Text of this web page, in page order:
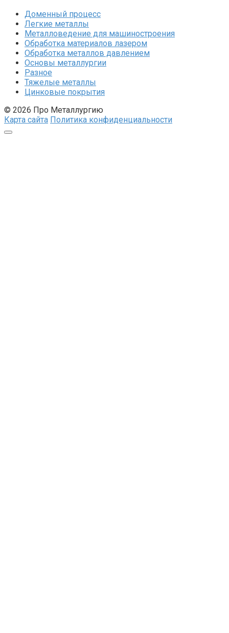
Доменный процесс
Легкие металлы
Металловедение для машиностроения
Обработка материалов лазером
Обработка металлов давлением
Основы металлургии
Разное
Тяжелые металлы
Цинковые покрытия
© 2026 Про Металлургию
Карта сайта Политика конфиденциальности